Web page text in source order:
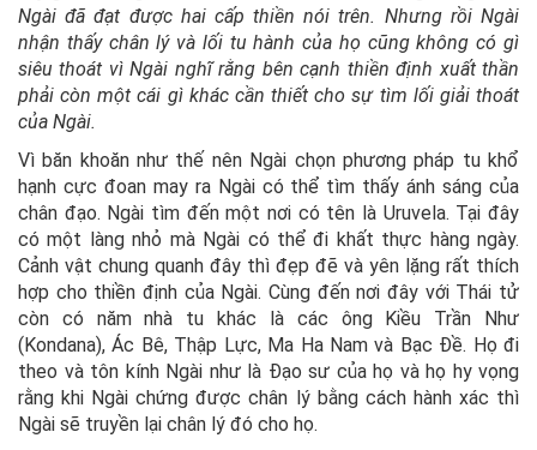
Ngài đã đạt được hai cấp thiền nói trên. Nhưng rồi Ngài
nhận thấy chân lý và lối tu hành của họ cũng không có gì
siêu thoát vì Ngài nghĩ rằng bên cạnh thiền định xuất thần
phải còn một cái gì khác cần thiết cho sự tìm lối giải thoát
của Ngài.
Vì băn khoăn như thế nên Ngài chọn phương pháp tu khổ
hạnh cực đoan may ra Ngài có thể tìm thấy ánh sáng của
chân đạo. Ngài tìm đến một nơi có tên là Uruvela. Tại đây
có một làng nhỏ mà Ngài có thể đi khất thực hàng ngày.
Cảnh vật chung quanh đây thì đẹp đẽ và yên lặng rất thích
hợp cho thiền định của Ngài. Cùng đến nơi đây với Thái tử
còn có năm nhà tu khác là các ông Kiều Trần Như
(Kondana), Ác Bê, Thập Lực, Ma Ha Nam và Bạc Đề. Họ đi
theo và tôn kính Ngài như là Đạo sư của họ và họ hy vọng
rằng khi Ngài chứng được chân lý bằng cách hành xác thì
Ngài sẽ truyền lại chân lý đó cho họ.